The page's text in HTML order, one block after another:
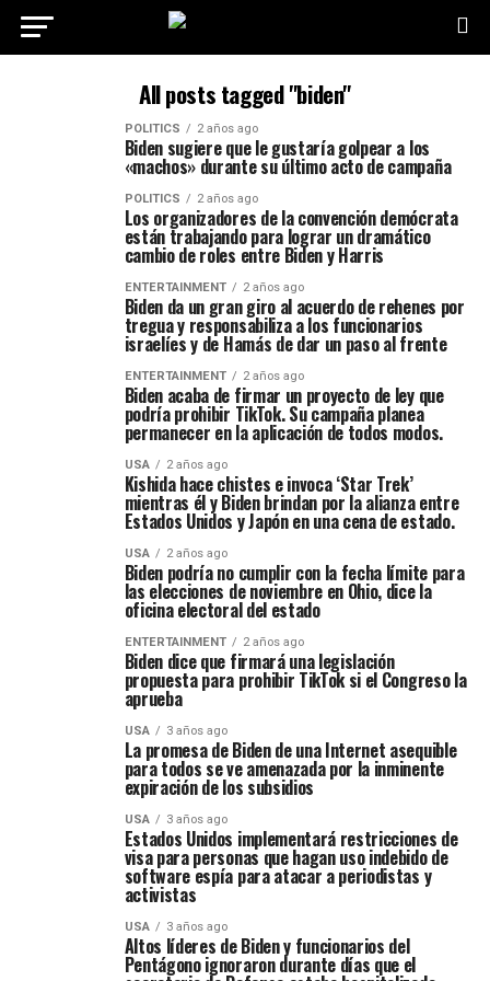
All posts tagged "biden"
POLITICS 2 años ago
Biden sugiere que le gustaría golpear a los
«machos» durante su último acto de campaña
POLITICS 2 años ago
Los organizadores de la convención demócrata
están trabajando para lograr un dramático
cambio de roles entre Biden y Harris
ENTERTAINMENT 2 años ago
Biden da un gran giro al acuerdo de rehenes por
tregua y responsabiliza a los funcionarios
israelíes y de Hamás de dar un paso al frente
ENTERTAINMENT 2 años ago
Biden acaba de firmar un proyecto de ley que
podría prohibir TikTok. Su campaña planea
permanecer en la aplicación de todos modos.
USA 2 años ago
Kishida hace chistes e invoca ‘Star Trek’
mientras él y Biden brindan por la alianza entre
Estados Unidos y Japón en una cena de estado.
USA 2 años ago
Biden podría no cumplir con la fecha límite para
las elecciones de noviembre en Ohio, dice la
oficina electoral del estado
ENTERTAINMENT 2 años ago
Biden dice que firmará una legislación
propuesta para prohibir TikTok si el Congreso la
aprueba
USA 3 años ago
La promesa de Biden de una Internet asequible
para todos se ve amenazada por la inminente
expiración de los subsidios
USA 3 años ago
Estados Unidos implementará restricciones de
visa para personas que hagan uso indebido de
software espía para atacar a periodistas y
activistas
USA 3 años ago
Altos líderes de Biden y funcionarios del
Pentágono ignoraron durante días que el